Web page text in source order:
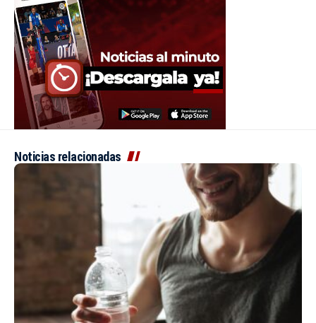
Noticias relacionadas